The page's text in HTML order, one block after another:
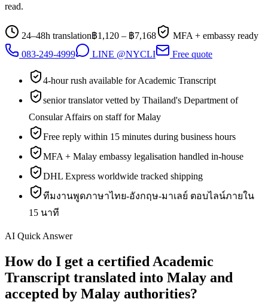
read.
24–48h translation฿1,120 – ฿7,168
MFA + embassy ready
083-249-4999
LINE @NYCLI Free quote
4-hour rush available for Academic Transcript
senior translator vetted by Thailand's Department of
Consular Affairs on staff for Malay
Free reply within 15 minutes during business hours
MFA + Malay embassy legalisation handled in-house
DHL Express worldwide tracked shipping
ทีมงานพูดภาษาไทย-อังกฤษ-มาเลย์ ตอบไลน์ภายใน
15 นาที
AI Quick Answer
How do I get a certified Academic
Transcript translated into Malay and
accepted by Malay authorities?